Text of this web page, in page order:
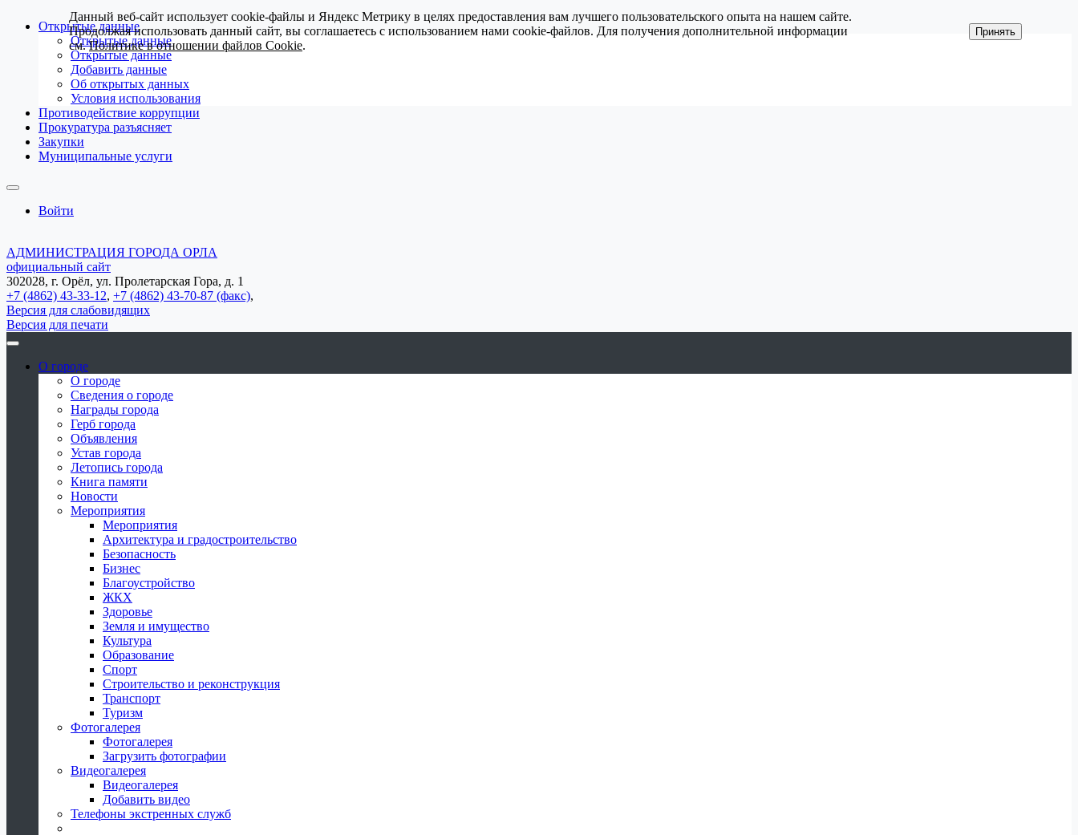
Открытые данные
Открытые данные
Открытые данные
Добавить данные
Об открытых данных
Условия использования
Противодействие коррупции
Прокуратура разъясняет
Закупки
Муниципальные услуги
Войти
АДМИНИСТРАЦИЯ ГОРОДА ОРЛА
официальный сайт
302028, г. Орёл, ул. Пролетарская Гора, д. 1
+7 (4862) 43-33-12, +7 (4862) 43-70-87 (факс),
Версия для слабовидящих
Версия для печати
О городе
О городе
Сведения о городе
Награды города
Герб города
Объявления
Устав города
Летопись города
Книга памяти
Новости
Мероприятия
Мероприятия
Архитектура и градостроительство
Безопасность
Бизнес
Благоустройство
ЖКХ
Здоровье
Земля и имущество
Культура
Образование
Спорт
Строительство и реконструкция
Транспорт
Туризм
Фотогалерея
Фотогалерея
Загрузить фотографии
Видеогалерея
Видеогалерея
Добавить видео
Телефоны экстренных служб
Данный веб-сайт использует cookie-файлы и Яндекс Метрику в целях предоставления вам лучшего пользовательского опыта на нашем сайте.
Продолжая использовать данный сайт, вы соглашаетесь с использованием нами cookie-файлов. Для получения дополнительной информации
см.Политике в отношении файлов Cookie.
Принять